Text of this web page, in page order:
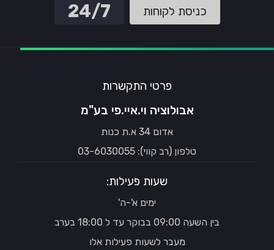
כניסת לקוחות 24/7
פרטי התקשרות
אבולוציה וי.איי.פי בע"מ
אדום 34 א.ת כנות
טלפון (רב קווי): 03-6030055
שעות פעילות:
ימים א'-ה'
בין השעה 09:00 בבוקר עד ל 18:00 בערב
מעבר לשעות פעילות אלו